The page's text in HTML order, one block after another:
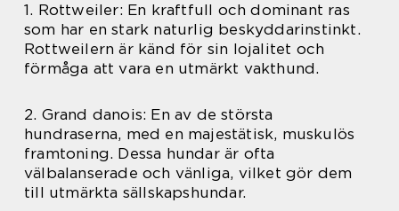
1. Rottweiler: En kraftfull och dominant ras
som har en stark naturlig beskyddarinstinkt.
Rottweilern är känd för sin lojalitet och
förmåga att vara en utmärkt vakthund.
2. Grand danois: En av de största
hundraserna, med en majestätisk, muskulös
framtoning. Dessa hundar är ofta
välbalanserade och vänliga, vilket gör dem
till utmärkta sällskapshundar.